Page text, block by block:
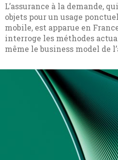
L’assurance à la demande,
objets pour un usage
mobile, est apparue en
interroge les méthodes
même le business model de